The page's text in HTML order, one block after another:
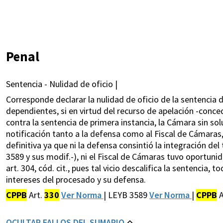
Penal
Sentencia - Nulidad de oficio |
Corresponde declarar la nulidad de oficio de la
dependientes, si en virtud del recurso de apelación -
contra la sentencia de primera instancia, la Cámara sin
notificación tanto a la defensa como al Fiscal de
definitiva ya que ni la defensa consintió la integración
3589 y sus modif.-), ni el Fiscal de Cámaras tuvo
art. 304, cód. cit., pues tal vicio descalifica la sentencia,
intereses del procesado y su defensa.
CPPB Art. 330 Ver Norma | LEYB 3589Ver Norma | CPPB